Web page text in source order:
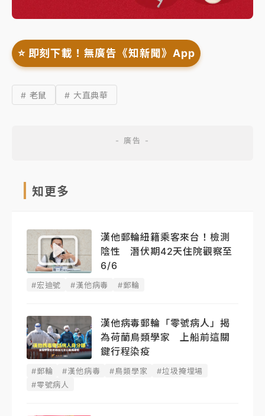
⭐️ 即刻下載！無廣告《知新聞》App
# 老鼠 # 大直典華
知更多
漢他郵輪紐籍乘客來台！檢測
陰性 潛伏期42天住院觀察至
6/6
#宏迪號 #漢他病毒 #郵輪
漢他病毒郵輪「零號病人」揭
為荷蘭鳥類學家 上船前這關
鍵行程染疫
#郵輪 #漢他病毒 #鳥類學家
#垃圾掩埋場
#零號病人